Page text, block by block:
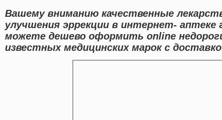
Вашему вниманию качественные
улучшения эррекции в интернет- аптеке
можете дешево оформить online
известных медицинских марок с